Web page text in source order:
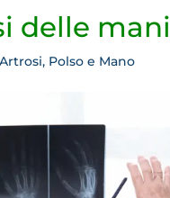
delle mani
Artrosi, Polso e Mano